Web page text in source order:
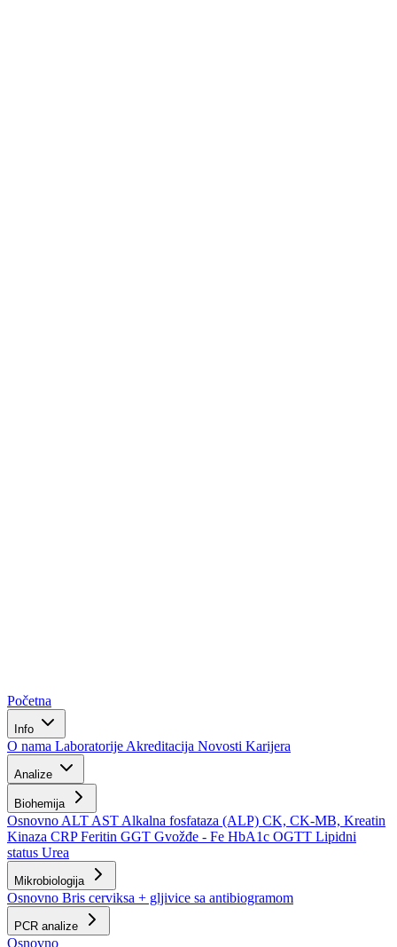
Početna
Info
O nama Laboratorije Akreditacija Novosti Karijera
Analize
Biohemija
Osnovno ALT AST Alkalna fosfataza (ALP) CK, CK-MB, Kreatin
Kinaza CRPFeritin GGT Gvožđe - Fe HbA1c OGTT Lipidni
status Urea
Mikrobiologija
Osnovno Bris cerviksa + gljivice sa antibiogramom
PCR analize
Osnovno